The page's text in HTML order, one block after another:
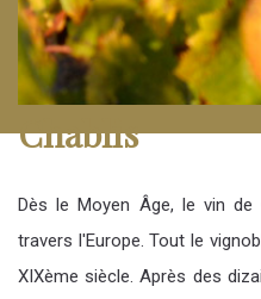
Chablis
Dès le Moyen Âge, le vin
travers l'Europe. Tout le
XIXème siècle. Après des